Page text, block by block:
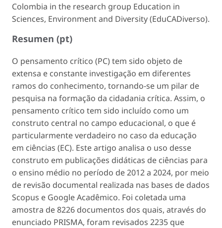
Colombia in the research group Education in
Sciences, Environment and Diversity (EduCADiverso).
Resumen (pt)
O pensamento crítico (PC) tem sido objeto de
extensa e constante investigação em diferentes
ramos do conhecimento, tornando-se um pilar de
pesquisa na formação da cidadania crítica. Assim, o
pensamento crítico tem sido incluído como um
construto central no campo educacional, o que é
particularmente verdadeiro no caso da educação
em ciências (EC). Este artigo analisa o uso desse
construto em publicações didáticas de ciências para
o ensino médio no período de 2012 a 2024, por meio
de revisão documental realizada nas bases de dados
Scopus e Google Acadêmico. Foi coletada uma
amostra de 8226 documentos dos quais, através do
enunciado PRISMA, foram revisados 2235 que